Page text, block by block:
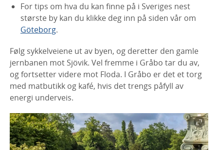
For tips om hva du kan finne på i Sveriges nest
største by kan du klikke deg inn på siden vår om
Göteborg.
Følg sykkelveiene ut av byen, og deretter den gamle
jernbanen mot Sjövik. Vel fremme i Gråbo tar du av,
og fortsetter videre mot Floda. I Gråbo er det et torg
med matbutikk og kafé, hvis det trengs påfyll av
energi underveis.